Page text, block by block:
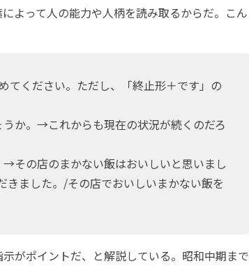
よって人の能力や人柄を読み取るからだ。こん
ください。ただし、「終止形＋です」の
か。→これからも現在の状況が続くのだろ
の店のまかない飯はおいしいと思いまし
ました。/その店でおいしいまかない飯を
がポイントだ、と解説している。昭和中期まで